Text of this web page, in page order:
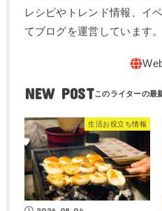
レシピやトレンド情報、イ
てブログを運営しています。
NEW POST
生活お役立ち情報